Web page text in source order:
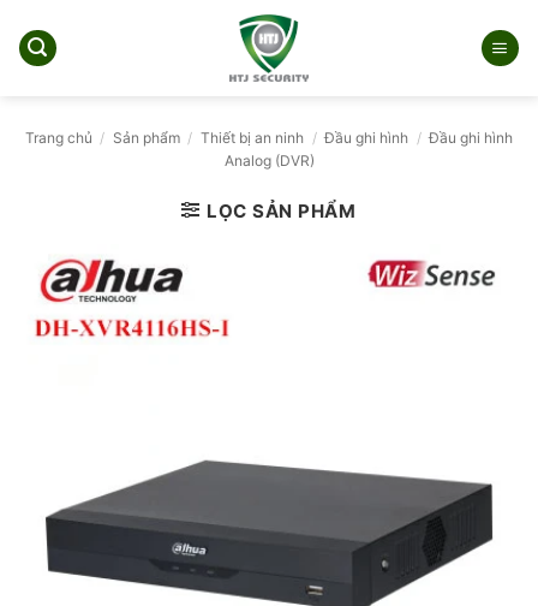
qua
Trang chủ / Sản phẩm / Thiết bị an ninh / Đầu ghi hình / Đầu ghi hình
Analog (DVR)
LỌC SẢN PHẨM